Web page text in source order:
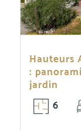
Hauteurs
:
jardin
6